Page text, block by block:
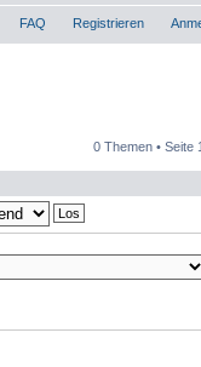
FAQ Registrieren
0 Themen • Seite 1